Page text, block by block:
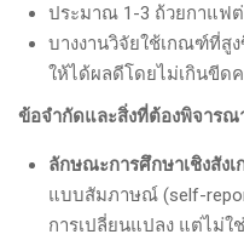
ประมาณ 1-3 ถ้วยกาแฟ
บางงานวิจัยใช้เกณฑ์ที่สู
ให้ได้ผลดีโดยไม่เกินขีด
ข้อจำกัดและสิ่งที่ต้องพิจารณ
ลักษณะการศึกษาเชิงสังเ
แบบสัมภาษณ์ (self-
การเปลี่ยนแปลง แต่ไม่